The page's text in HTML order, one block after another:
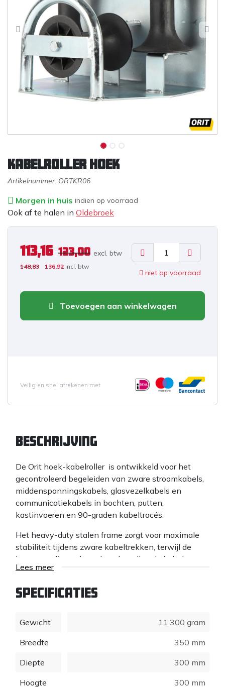
Kabelroller hoek
Artikelnummer: ORTKR06
Morgen in huis indien op voorraad
Ook af te halen in Oldebroek
113,16 123,00 excl. btw
148,83 136,92 incl. btw
niet op voorraad
Toevoegen aan winkelwagen
Veilig en snel afrekenen met
Beschrijving
De Orit hoek-kabelroller is ontwikkeld voor het
gecontroleerd begeleiden van zware stroomkabels,
middenspanningskabels, glasvezelkabels en
communicatiekabels in bochten, putten,
kastinvoeren en 90-graden kabeltracés.
Het heavy-duty stalen frame zorgt voor maximale
stabiliteit tijdens zware kabeltrekken, terwijl de
hoogwaardige gelagerde nylonrollen de kabel
soepel begeleiden met minimale wrijving. Hierdoor
aan de kabelmantel voorkomen, zelfs bij hoge
Lees meer
Specificaties
Gewicht
11.300 gram
Breedte
350 mm
Diepte
300 mm
Hoogte
300 mm